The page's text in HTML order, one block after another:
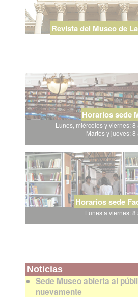
Revista del Museo de
Horarios sede
Lunes, miércoles y viernes: 8
Martes y jueves: 8
Horarios sede
Lunes a viernes: 8
Noticias
Sede Museo abierta al
nuevamente